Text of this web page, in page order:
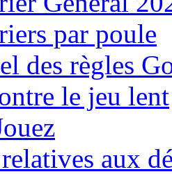
par poule
des règles
le jeu lent
aux